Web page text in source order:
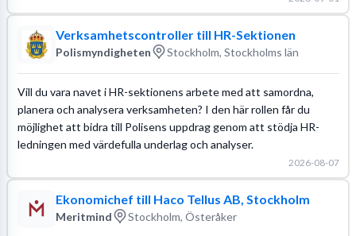
Verksamhetscontroller till HR-Sektionen
Polismyndigheten Stockholm, Stockholms län
Vill du vara navet i HR-sektionens arbete med att samordna,
planera och analysera verksamheten? I den här rollen får du
möjlighet att bidra till Polisens uppdrag genom att stödja HR-
ledningen med värdefulla underlag och analyser.
2026-08-07
Ekonomichef till Haco Tellus AB, Stockholm
Meritmind Stockholm, Österåker